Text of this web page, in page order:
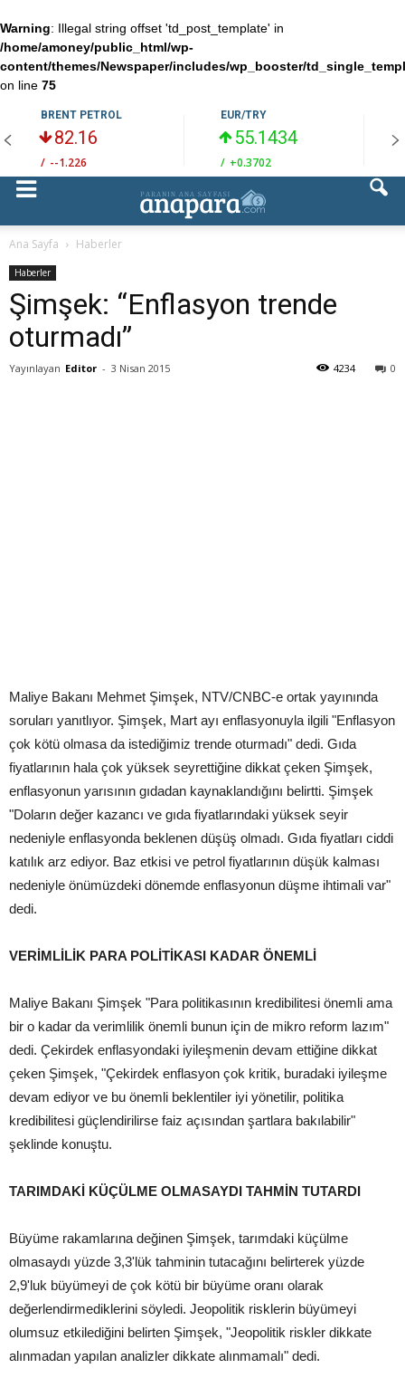
Warning: Illegal string offset 'td_post_template' in
/home/amoney/public_html/wp-
content/themes/Newspaper/includes/wp_booster/
on line 75
BRENT PETROL
82.16
/ --1.226
EUR/TRY
55.1434
/ +0.3702
Ana Sayfa Haberler
Haberler
Şimşek: “Enflasyon trende
oturmadı”
Yayınlayan Editor - 3 Nisan 2015 0
4234
Maliye Bakanı Mehmet Şimşek, NTV/CNBC-e ortak yayınında
soruları yanıtlıyor. Şimşek, Mart ayı enflasyonuyla ilgili "Enflasyon
çok kötü olmasa da istediğimiz trende oturmadı" dedi. Gıda
fiyatlarının hala çok yüksek seyrettiğine dikkat çeken Şimşek,
enflasyonun yarısının gıdadan kaynaklandığını belirtti. Şimşek
"Doların değer kazancı ve gıda fiyatlarındaki yüksek seyir
nedeniyle enflasyonda beklenen düşüş olmadı. Gıda fiyatları ciddi
katılık arz ediyor. Baz etkisi ve petrol fiyatlarının düşük kalması
nedeniyle önümüzdeki dönemde enflasyonun düşme ihtimali var"
dedi.
VERİMLİLİK PARA POLİTİKASI KADAR ÖNEMLİ
Maliye Bakanı Şimşek "Para politikasının kredibilitesi önemli ama
bir o kadar da verimlilik önemli bunun için de mikro reform lazım"
dedi. Çekirdek enflasyondaki iyileşmenin devam ettiğine dikkat
çeken Şimşek, "Çekirdek enflasyon çok kritik, buradaki iyileşme
devam ediyor ve bu önemli beklentiler iyi yönetilir, politika
kredibilitesi güçlendirilirse faiz açısından şartlara bakılabilir"
şeklinde konuştu.
TARIMDAKİ KÜÇÜLME OLMASAYDI TAHMİN TUTARDI
Büyüme rakamlarına değinen Şimşek, tarımdaki küçülme
olmasaydı yüzde 3,3'lük tahminin tutacağını belirterek yüzde
2,9'luk büyümeyi de çok kötü bir büyüme oranı olarak
değerlendirmediklerini söyledi. Jeopolitik risklerin büyümeyi
olumsuz etkilediğini belirten Şimşek, "Jeopolitik riskler dikkate
alınmadan yapılan analizler dikkate alınmamalı" dedi.